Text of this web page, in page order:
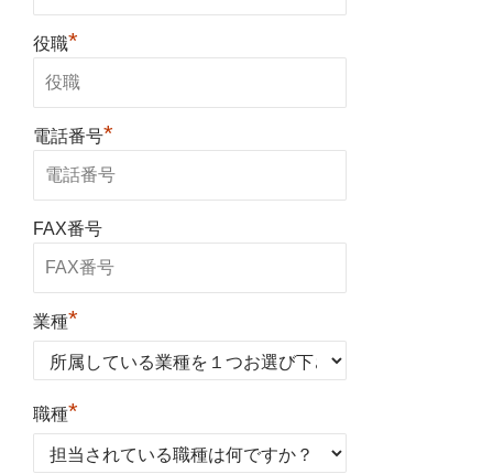
役職*
電話番号*
FAX番号
業種*
職種*